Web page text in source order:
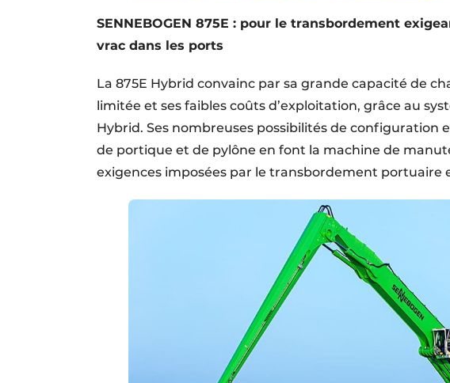
SENNEBOGEN 875E : pour le transbordement
vrac dans les ports
La 875E Hybrid convainc par sa grande capacité de
limitée et ses faibles coûts d’exploitation, grâce au
Hybrid. Ses nombreuses possibilités de configuration
de portique et de pylône en font la machine de
exigences imposées par le transbordement portuaire